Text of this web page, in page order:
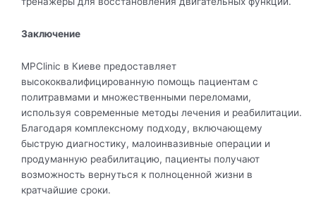
Заключение
MPClinic в Киеве предоставляет
высококвалифицированную помощь пациентам с
политравмами и множественными переломами,
используя современные методы лечения и реабилитации.
Благодаря комплексному подходу, включающему
быструю диагностику, малоинвазивные операции и
продуманную реабилитацию, пациенты получают
возможность вернуться к полноценной жизни в
кратчайшие сроки.